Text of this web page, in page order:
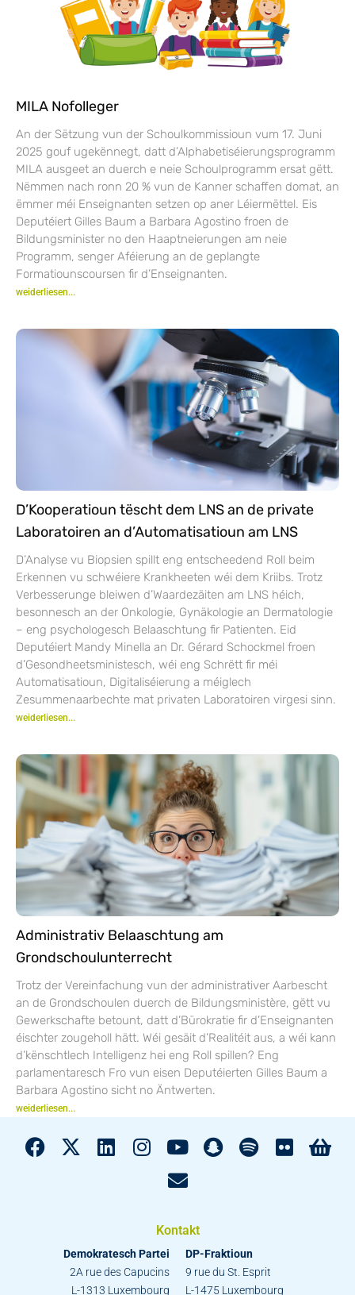
MILA Nofolleger
An der Sëtzung vun der Schoulkommissioun vum 17. Juni
2025 gouf ugekënnegt, datt d’Alphabetiséierungsprogramm
MILA ausgeet an duerch e neie Schoulprogramm ersat gëtt.
Nëmmen nach ronn 20 % vun de Kanner schaffen domat, an
ëmmer méi Enseignanten setzen op aner Léiermëttel. Eis
Deputéiert Gilles Baum a Barbara Agostino froen de
Bildungsminister no den Haaptneierungen am neie
Programm, senger Aféierung an de geplangte
Formatiounscoursen fir d’Enseignanten.
weiderliesen...
D’Kooperatioun tëscht dem LNS an de private
Laboratoiren an d’Automatisatioun am LNS
D’Analyse vu Biopsien spillt eng entscheedend Roll beim
Erkennen vu schwéiere Krankheeten wéi dem Kriibs. Trotz
Verbesserunge bleiwen d’Waardezäiten am LNS héich,
besonnesch an der Onkologie, Gynäkologie an Dermatologie
– eng psychologesch Belaaschtung fir Patienten. Eid
Deputéiert Mandy Minella an Dr. Gérard Schockmel froen
d’Gesondheetsministesch, wéi eng Schrëtt fir méi
Automatisatioun, Digitaliséierung a méiglech
Zesummenaarbechte mat privaten Laboratoiren virgesi sinn.
weiderliesen...
Administrativ Belaaschtung am
Grondschoulunterrecht
Trotz der Vereinfachung vun der administrativer Aarbescht
an de Grondschoulen duerch de Bildungsministère, gëtt vu
Gewerkschafte betount, datt d’Bürokratie fir d’Enseignanten
éischter zougeholl hätt. Wéi gesäit d’Realitéit aus, a wéi kann
d’kënschtlech Intelligenz hei eng Roll spillen? Eng
parlamentaresch Fro vun eisen Deputéierten Gilles Baum a
Barbara Agostino sicht no Äntwerten.
weiderliesen...
Kontakt
Demokratesch Partei
2A rue des Capucins
L-1313 Luxembourg
DP-Fraktioun
9 rue du St. Esprit
L-1475 Luxembourg